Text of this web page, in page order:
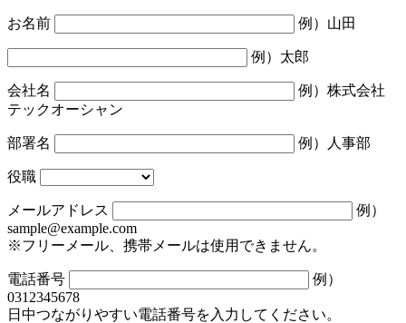
お名前 例）山田
例）太郎
会社名
例）株式会社
テックオーシャン
部署名 例）人事部
役職
メールアドレス
例）
sample@example.com
※フリーメール、携帯メールは使用できません。
電話番号
例）
0312345678
日中つながりやすい電話番号を入力してください。